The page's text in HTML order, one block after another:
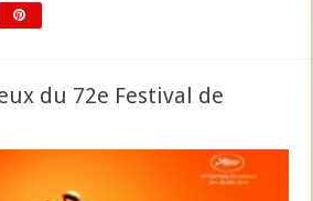
du 72e Festival de